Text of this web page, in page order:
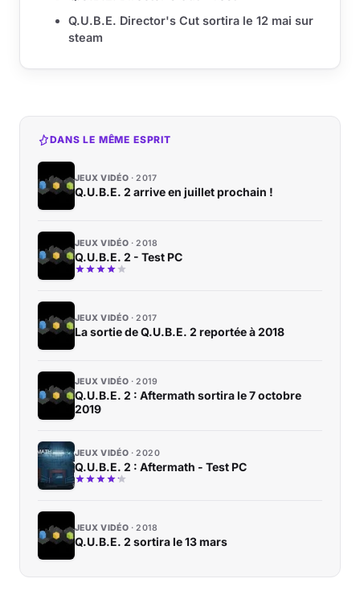
Q.U.B.E. Director's Cut sortira le 12 mai sur
steam
DANS LE MÊME ESPRIT
JEUX VIDÉO 2017
Q.U.B.E. 2 arrive en juillet prochain !
JEUX VIDÉO 2018
Q.U.B.E. 2 - Test PC
JEUX VIDÉO 2017
La sortie de Q.U.B.E. 2 reportée à 2018
JEUX VIDÉO 2019
Q.U.B.E. 2 : Aftermath sortira le 7 octobre
2019
JEUX VIDÉO 2020
Q.U.B.E. 2 : Aftermath - Test PC
JEUX VIDÉO 2018
Q.U.B.E. 2 sortira le 13 mars